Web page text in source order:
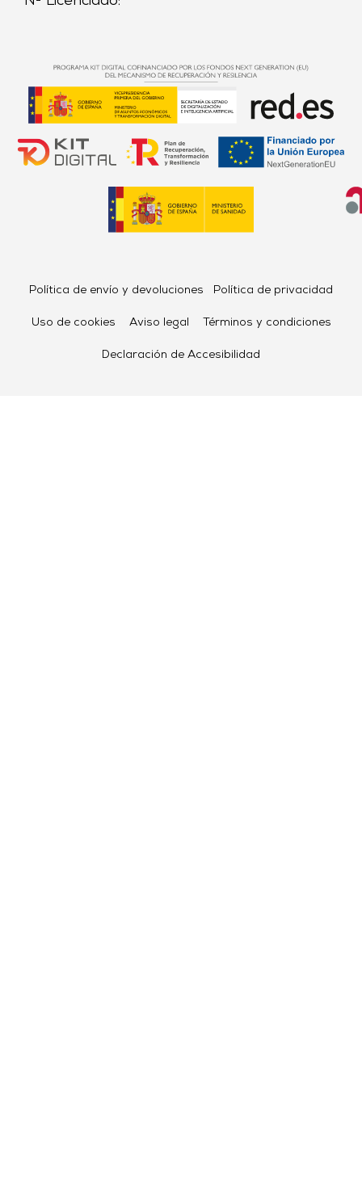
Política de envío y devoluciones Política de privacidad
Uso de cookies Aviso legal Términos y condiciones
Declaración de Accesibilidad